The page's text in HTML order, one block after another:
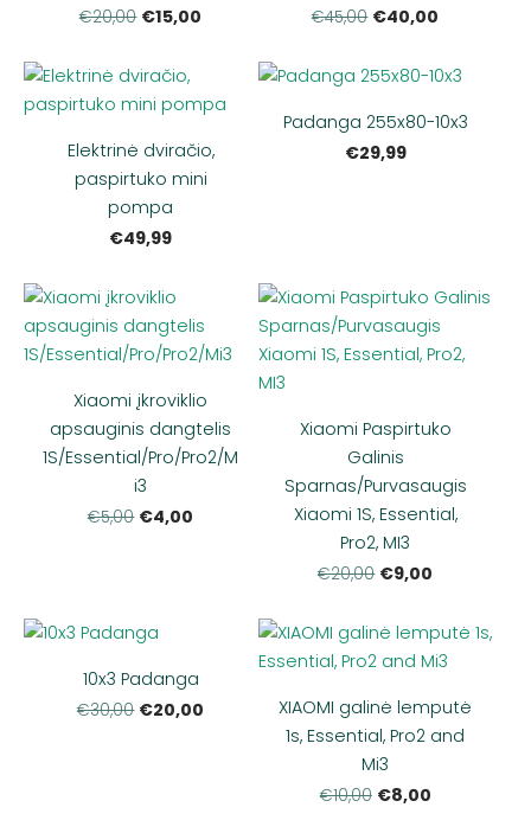
€20,00 €15,00 €45,00 €40,00
Elektrinė dviračio,
paspirtuko mini
pompa
€49,99
Padanga 255x80-10x3
€29,99
Xiaomi įkroviklio
apsauginis dangtelis
1S/Essential/Pro/Pro2/M
i3
€5,00 €4,00
Xiaomi Paspirtuko
Galinis
Sparnas/Purvasaugis
Xiaomi 1S, Essential,
Pro2, MI3
€20,00 €9,00
10x3 Padanga
€30,00 €20,00
XIAOMI galinė lemputė
1s, Essential, Pro2 and
Mi3
€10,00 €8,00